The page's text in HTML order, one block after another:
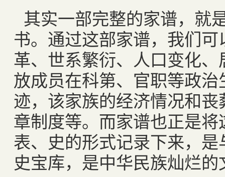
其实一部完整的家谱，就
书。通过这部家谱，我们
革、世系繁衍、人口变化
放成员在科第、官职等政
迹，该家族的经济情况和
章制度等。而家谱也正是
表、史的形式记录下来，
史宝库，是中华民族灿烂